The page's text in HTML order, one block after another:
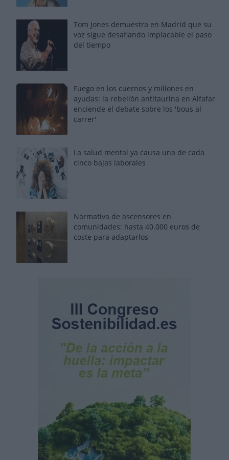
Tom Jones demuestra en Madrid que su
voz sigue desafiando implacable el paso
del tiempo
Fuego en los cuernos y millones en
ayudas: la rebelión antitaurina en Alfafar
enciende el debate sobre los 'bous al
carrer'
La salud mental ya causa una de cada
cinco bajas laborales
Normativa de ascensores en
comunidades: hasta 40.000 euros de
coste para adaptarlos